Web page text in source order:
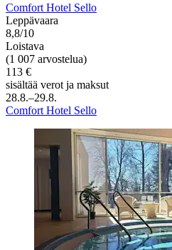
Comfort Hotel Sello
Leppävaara
8,8/10
Loistava
(1 007 arvostelua)
113 €
sisältää verot ja maksut
28.8.–29.8.
Comfort Hotel Sello